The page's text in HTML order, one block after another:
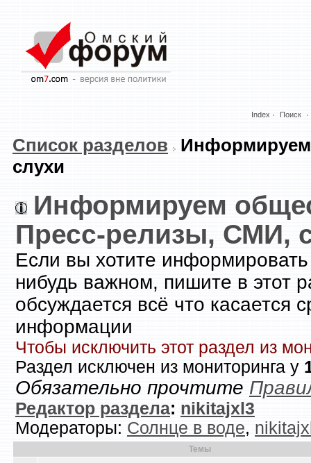
Index Поиск
Список разделов
слухи
Информируем
Пресс-релизы, СМИ,
Если вы хотите
нибудь важном, пишите в этот
обсуждается всё что касается
информации
Чтобы исключить этот раздел из
Раздел исключен из мониторинга у
Обязательно прочтите
Редактор раздела: nikitajxl3
Модераторы: Солнце в воде,
Темы